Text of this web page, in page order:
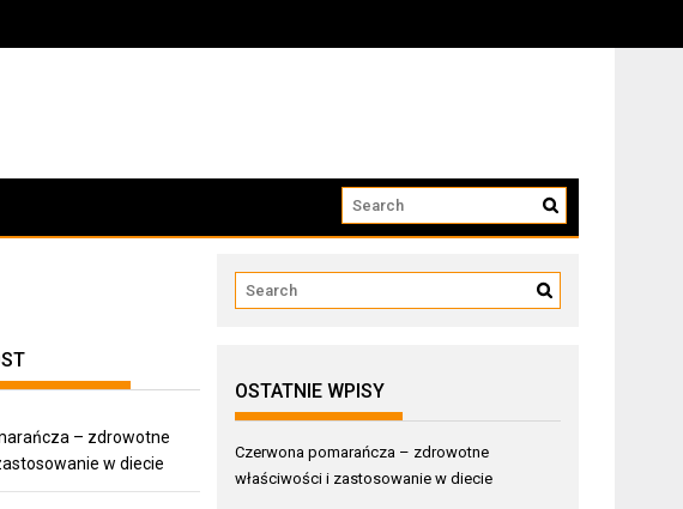
– zdrowotne
w diecie
OSTATNIE WPISY
Czerwona pomarańcza – zdrowotne
właściwości i zastosowanie w diecie